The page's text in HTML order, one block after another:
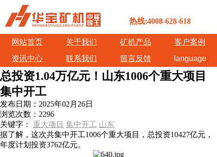
热线:4008-628-618
网站首页 关于我们 矿机产品
客户案例
资讯中心
联系我们 留言反馈 language
总投资1.04万亿元！山东1006个重大项目
集中开工
发布日期： 2025年02月26日
浏览次数： 2296
关键字： 重大项目 集中开工 山东
据了解，这次共集中开工1006个重大项目，总投资10427亿元，
年度计划投资3762亿元。